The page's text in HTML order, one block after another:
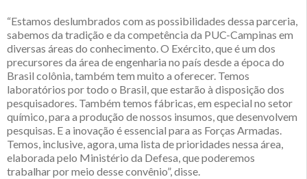
“Estamos deslumbrados com as possibilidades dessa parceria,
sabemos da tradição e da competência da PUC-Campinas em
diversas áreas do conhecimento. O Exército, que é um dos
precursores da área de engenharia no país desde a época do
Brasil colônia, também tem muito a oferecer. Temos
laboratórios por todo o Brasil, que estarão à disposição dos
pesquisadores. Também temos fábricas, em especial no setor
químico, para a produção de nossos insumos, que desenvolvem
pesquisas. E a inovação é essencial para as Forças Armadas.
Temos, inclusive, agora, uma lista de prioridades nessa área,
elaborada pelo Ministério da Defesa, que poderemos
trabalhar por meio desse convênio”, disse.